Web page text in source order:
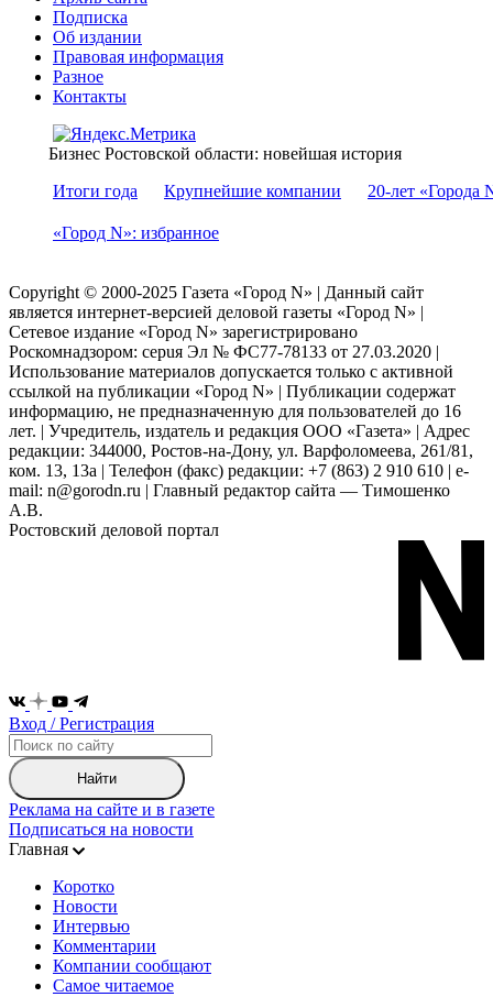
Подписка
Об издании
Правовая информация
Разное
Контакты
Бизнес Ростовской области: новейшая история
Итоги года
Крупнейшие компании 20-лет «Города
«Город N»: избранное
Copyright © 2000-2025 Газета «Город N» | Данный сайт
является интернет-версией деловой газеты «Город N» |
Сетевое издание «Город N» зарегистрировано
Роскомнадзором: серuя Эл № ФС77-78133 от 27.03.2020 |
Использование материалов допускается только с активной
ссылкой на публикации «Город N» | Публикации содержат
информацию, не предназначенную для пользователей до 16
лет. | Учредитель, издатель и редакция ООО «Газета» | Адрес
редакции: 344000, Ростов-на-Дону, ул. Варфоломеева, 261/81,
ком. 13, 13а | Телефон (факс) редакции: +7 (863) 2 910 610 | e-
mail: n@gorodn.ru | Главный редактор сайта — Тимошенко
А.В.
Ростовский деловой портал
Вход / Регистрация
Найти
Реклама на сайте и в газете
Подписаться на новости
Главная
Коротко
Новости
Интервью
Комментарии
Компании сообщают
Самое читаемое